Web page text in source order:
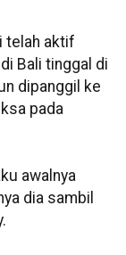
telah aktif
Bali tinggal di
dipanggil ke
pada
awalnya
dia sambil